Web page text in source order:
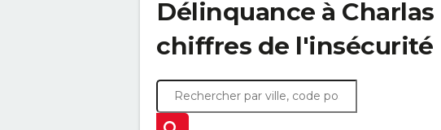
Délinquance à Charlas
chiffres de l'insécurité